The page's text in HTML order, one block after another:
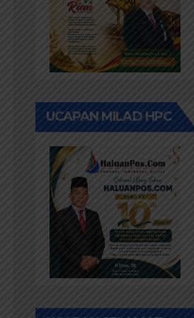
UCAPAN MILAD HPC